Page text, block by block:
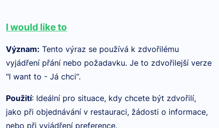
I would like to
Význam: Tento výraz se používá k zdvořilému
vyjádření přání nebo požadavku. Je to zdvořilejší verze
"I want to - Já chci“.
Použití: Ideální pro situace, kdy chcete být zdvořilí,
jako při objednávání v restauraci, žádosti o informace,
nebo při vyjádření preference.